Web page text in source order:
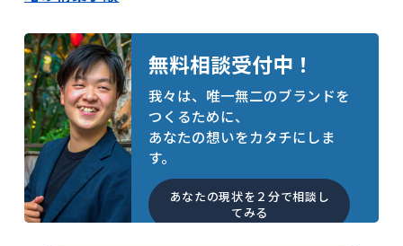
無料相談受付中！
我々は、唯一無二のブランドを
つくるために、
あなたの想いをカタチにしま
す。
あなたの現状を２分で相談し
てみる